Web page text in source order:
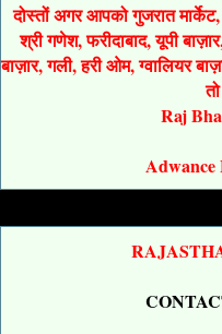
दोस्तों अगर आपको गुजरात
श्री गणेश, फरीदाबाद, यूपी
बाज़ार, गली, हरी ओम, ग्वालियर
Raj
Adwance